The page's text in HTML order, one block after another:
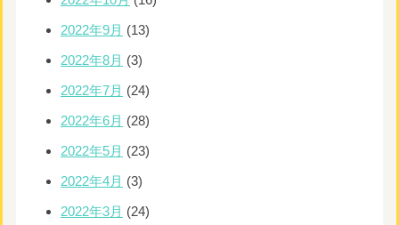
2022年9月 (13)
2022年8月 (3)
2022年7月 (24)
2022年6月 (28)
2022年5月 (23)
2022年4月 (3)
2022年3月 (24)